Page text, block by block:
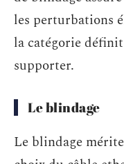
les perturbations
la catégorie
supporter.
Le blindage
Le blindage